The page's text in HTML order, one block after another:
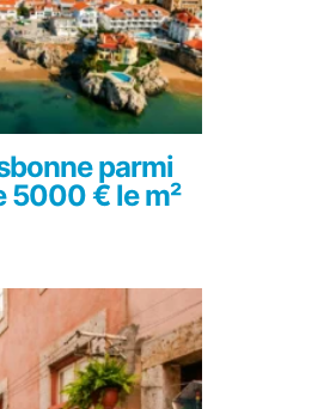
parmi
5000 € le m²